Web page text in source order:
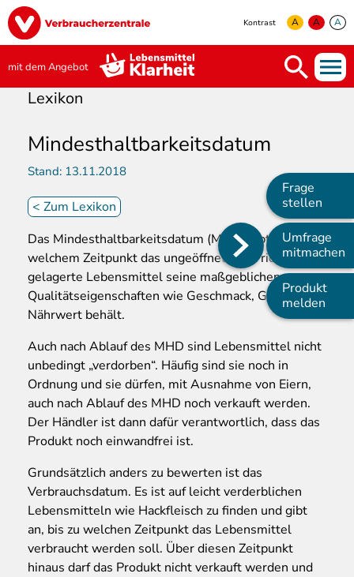
Direkt
zum
Inhalt
Image
Kontrast A A A
mit dem Angebot
Main
navigation
Frage
stellen
Umfrage
mitmachen
Produkt
melden
Lexikon
Mindesthaltbarkeitsdatum
Stand: 13.11.2018
< Zum Lexikon
Das Mindesthaltbarkeitsdatum (MHD) gibt an, bis zu
welchem Zeitpunkt das ungeöffnete und richtig
gelagerte Lebensmittel seine maßgeblichen
Qualitätseigenschaften wie Geschmack, Geruch und
Nährwert behält.
Auch nach Ablauf des MHD sind Lebensmittel nicht
unbedingt „verdorben“. Häufig sind sie noch in
Ordnung und sie dürfen, mit Ausnahme von Eiern,
auch nach Ablauf des MHD noch verkauft werden.
Der Händler ist dann dafür verantwortlich, dass das
Produkt noch einwandfrei ist.
Grundsätzlich anders zu bewerten ist das
Verbrauchsdatum. Es ist auf leicht verderblichen
Lebensmitteln wie Hackfleisch zu finden und gibt
an, bis zu welchen Zeitpunkt das Lebensmittel
verbraucht werden soll. Über diesen Zeitpunkt
hinaus darf das Produkt nicht verkauft werden und